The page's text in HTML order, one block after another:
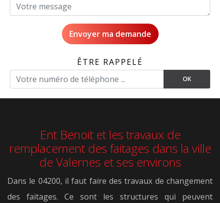
ÊTRE RAPPELÉ
Ent Benoit et les travaux de
remplacement des faitages dans la ville
de Valernes et ses environs
Dans le 04200, il faut faire des travaux de changement
des faitages. Ce sont les structures qui peuvent